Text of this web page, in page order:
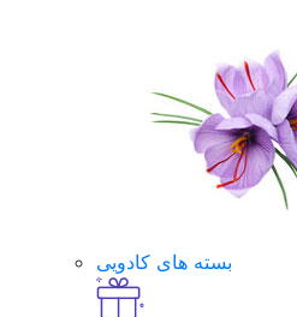
بسته های کادویی